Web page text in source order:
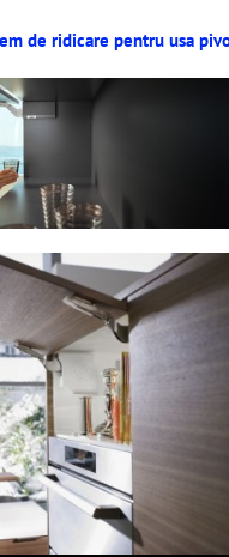
de ridicare pentru usa